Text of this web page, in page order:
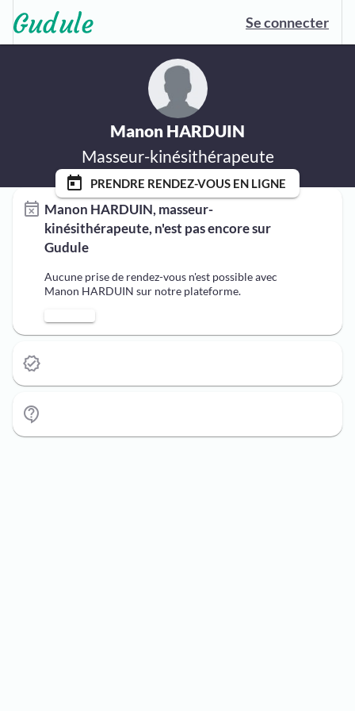
Se connecter
Manon HARDUIN
Masseur-kinésithérapeute
today PRENDRE RENDEZ-VOUS EN LIGNE
Manon HARDUIN, masseur-
kinésithérapeute, n'est pas encore sur
Gudule
Aucune prise de rendez-vous n'est possible avec
Manon HARDUIN sur notre plateforme.